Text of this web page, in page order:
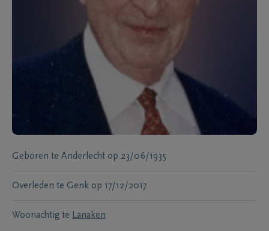
Geboren te Anderlecht op 23/06/1935
Overleden te Genk op 17/12/2017
Woonachtig te Lanaken